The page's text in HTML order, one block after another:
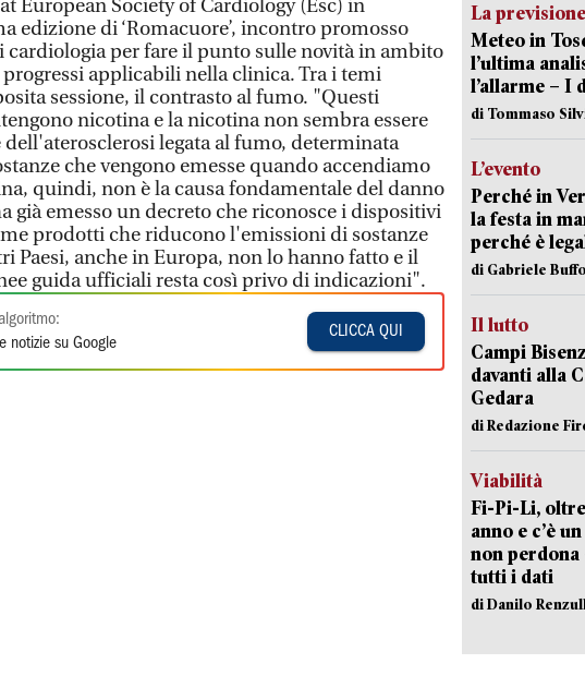
European Society of Cardiology (Esc) in
edizione di ‘Romacuore’, incontro promosso
cardiologia per fare il punto sulle novità in ambito
applicabili nella clinica. Tra i temi
sessione, il contrasto al fumo. "Questi
nicotina e la nicotina non sembra essere
legata al fumo, determinata
che vengono emesse quando accendiamo
quindi, non è la causa fondamentale del danno
già emesso un decreto che riconosce i dispositivi
prodotti che riducono l'emissioni di sostanze
Paesi, anche in Europa, non lo hanno fatto e il
guida ufficiali resta così privo di indicazioni".
notizie su Google
CLICCA QUI
La previsione
Meteo in
l’ultima
l’allarme – I
di Tommaso
L’evento
Perché in
la festa in
perché è
di Gabriele
Il lutto
Campi
davanti alla
Gedara
di Redazione
Viabilità
Fi-Pi-Li,
anno e c’è
non perdona
tutti i dati
di Danilo